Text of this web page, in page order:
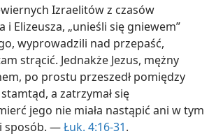
Izraelitów z czasów
i Elizeusza, „unieśli się gniewem”
wyprowadzili nad przepaść,
strącić. Jednakże Jezus, mężny
po prostu przeszedł pomiędzy
a zatrzymał się
jego nie miała nastąpić ani w tym
sposób. —Łuk. 4:16-31.